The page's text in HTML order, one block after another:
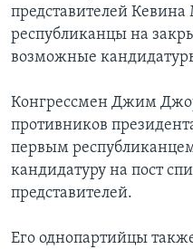
представителей
республиканцы на
возможные
Конгрессмен Джим
противников
первым
кандидатуру на пост
представителей.
Его однопартийцы